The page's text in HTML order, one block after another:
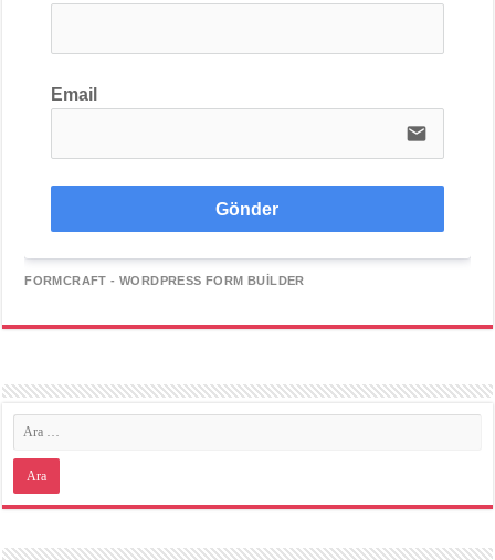
Email
email
Gönder
FORMCRAFT - WORDPRESS FORM BUILDER